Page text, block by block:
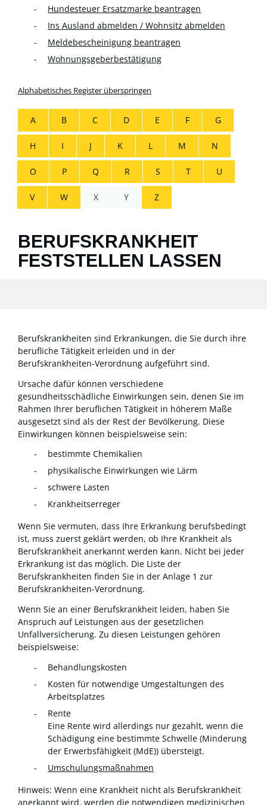
Hundesteuer Ersatzmarke beantragen
Ins Ausland abmelden / Wohnsitz abmelden
Meldebescheinigung beantragen
Wohnungsgeberbestätigung
Alphabetisches Register überspringen
A B C D E F G
H I J K L M N
O P Q R S T U
V W X Y Z
BERUFSKRANKHEIT
FESTSTELLEN LASSEN
Berufskrankheiten sind Erkrankungen, die Sie durch ihre
berufliche Tätigkeit erleiden und in der
Berufskrankheiten-Verordnung aufgeführt sind.
Ursache dafür können verschiedene
gesundheitsschädliche Einwirkungen sein, denen Sie im
Rahmen Ihrer beruflichen Tätigkeit in höherem Maße
ausgesetzt sind als der Rest der Bevölkerung. Diese
Einwirkungen können beispielsweise sein:
bestimmte Chemikalien
physikalische Einwirkungen wie Lärm
schwere Lasten
Krankheitserreger
Wenn Sie vermuten, dass Ihre Erkrankung berufsbedingt
ist, muss zuerst geklärt werden, ob Ihre Krankheit als
Berufskrankheit anerkannt werden kann. Nicht bei jeder
Erkrankung ist das möglich. Die Liste der
Berufskrankheiten finden Sie in der Anlage 1 zur
Berufskrankheiten-Verordnung.
Wenn Sie an einer Berufskrankheit leiden, haben Sie
Anspruch auf Leistungen aus der gesetzlichen
Unfallversicherung. Zu diesen Leistungen gehören
beispielsweise:
Behandlungskosten
Kosten für notwendige Umgestaltungen des
Arbeitsplatzes
Rente
Eine Rente wird allerdings nur gezahlt, wenn die
Schädigung eine bestimmte Schwelle (Minderung
der Erwerbsfähigkeit (MdE)) übersteigt.
Umschulungsmaßnahmen
Hinweis: Wenn eine Krankheit nicht als Berufskrankheit
anerkannt wird, werden die notwendigen medizinischen